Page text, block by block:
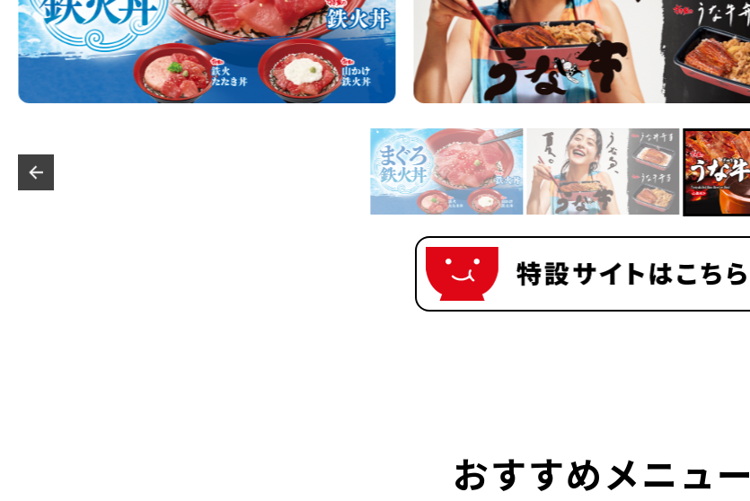
2026年07月03日
【すきすきセット】次回のおもちゃは「クレヨンしんちゃん
奇々怪々！ラバーマグネット」
2026年06月09日
裾野二ツ屋店 オープン日の訂正とお詫び
2026年05月27日
【すき家】システムメンテナンスのお知らせ
悪質な偽サイトにご注意ください
おすすめメニュー